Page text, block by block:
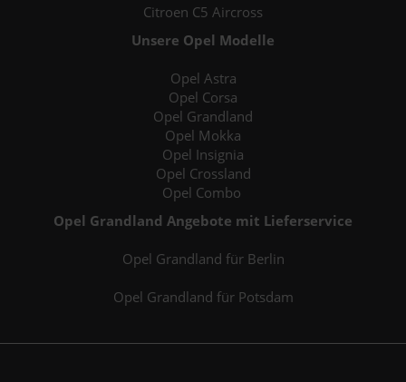
Citroen C5 Aircross
Unsere Opel Modelle
Opel Astra
Opel Corsa
Opel Grandland
Opel Mokka
Opel Insignia
Opel Crossland
Opel Combo
Opel Grandland Angebote mit Lieferservice
Opel Grandland für Berlin
Opel Grandland für Potsdam